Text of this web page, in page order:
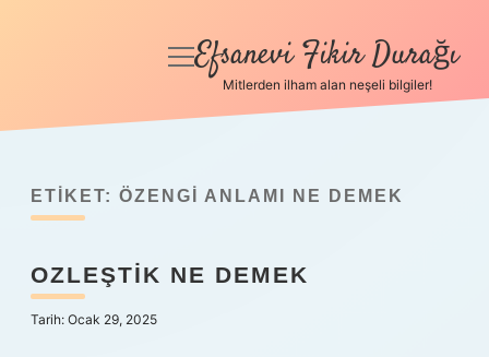
Anasayfa
Yasal Uyarı
Hakkımızda
menüyü
Efsanevi Fikir Durağı
Mitlerden ilham alan neşeli bilgiler!
ETIKET: ÖZENGI ANLAMI NE DEMEK
OZLEŞTIK NE DEMEK
Tarih: Ocak 29, 2025